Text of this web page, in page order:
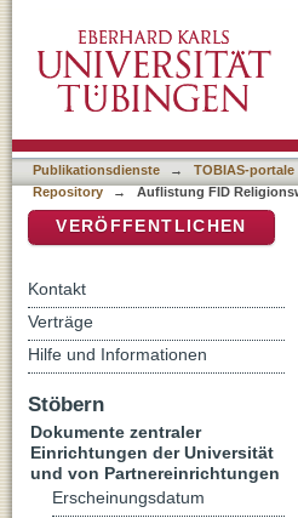
J."
Publikationsdienste → TOBIAS-portale
Repository
→ Auflistung FID
VERÖFFENTLICHEN
Kontakt
Verträge
Hilfe und Informationen
Stöbern
Dokumente zentraler
Einrichtungen der Universität
und von Partnereinrichtungen
Erscheinungsdatum